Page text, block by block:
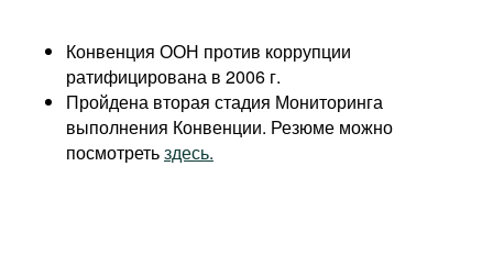
Конвенция ООН против коррупции
ратифицирована в 2006 г.
Пройдена вторая стадия Мониторинга
выполнения Конвенции. Резюме можно
посмотретьздесь.